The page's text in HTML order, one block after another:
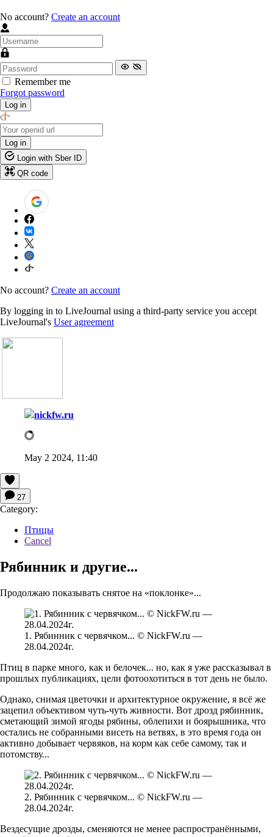
No account? Create an account
Remember me
Forgot password
Log in
Log in
Login with Sber ID
QR code
No account? Create an account
By logging in to LiveJournal using a third-party service you accept
LiveJournal's User agreement
nickfw.ru
May 2 2024, 11:40
27
Category:
Птицы
Cancel
Рябинник и другие...
Продолжаю показывать снятое на «поклонке»...
1. Рябинник с червячком... © NickFW.ru —
28.04.2024г.
Птиц в парке много, как и белочек... но, как я уже рассказывал в
прошлых публикациях, цели фотоохотиться в тот день не было.
Однако, снимая цветочки и архитектурное окружение, я всё же
зацепил объективом чуть-чуть живности. Вот дрозд рябинник,
сметающий зимой ягоды рябины, облепихи и боярышника, что
остались не собранными висеть на ветвях, в это время года он
активно добывает червяков, на корм как себе самому, так и
потомству...
2. Рябинник с червячком... © NickFW.ru —
28.04.2024г.
Вездесущие дрозды, сменяются не менее распространёнными,